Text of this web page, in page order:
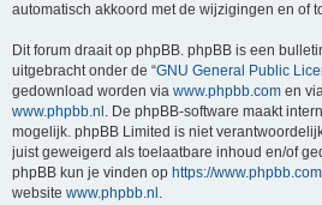
automatisch akkoord met de wijzigingen en of
Dit forum draait op phpBB. phpBB is een
uitgebracht onder de “GNU General Public
gedownload worden via www.phpbb.com en
www.phpbb.nl . De phpBB-software maakt
mogelijk. phpBB Limited is niet
juist geweigerd als toelaatbare inhoud en/of
phpBB kun je vinden op https://
website www.phpbb.nl .